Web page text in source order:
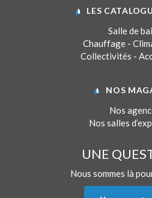
LES
Salle de
Chauffage -
Collectivités -
NOS
Nos
Nos salles
UNE
Nous sommes là